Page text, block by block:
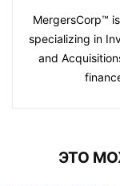
MergersCorp™
specializing in
and
ЭТО